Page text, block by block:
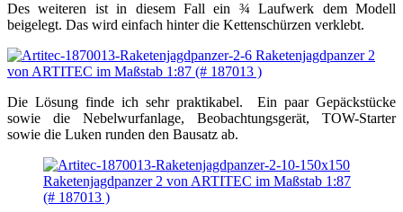
Des weiteren ist in diesem Fall ein ¾ Laufwerk dem Modell
beigelegt. Das wird einfach hinter die Kettenschürzen verklebt.
Die Lösung finde ich sehr praktikabel. Ein paar Gepäckstücke
sowie die Nebelwurfanlage, Beobachtungsgerät, TOW-Starter
sowie die Luken runden den Bausatz ab.